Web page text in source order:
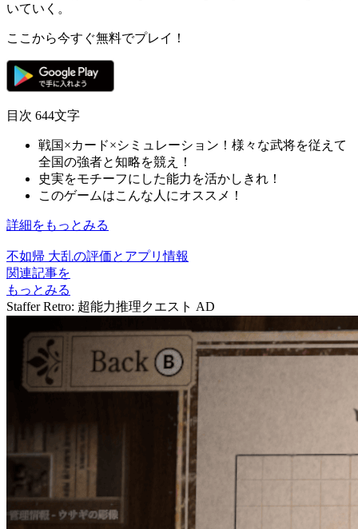
いていく。
ここから今すぐ無料でプレイ！
目次 644文字
戦国×カード×シミュレーション！様々な武将を従えて
全国の強者と知略を競え！
史実をモチーフにした能力を活かしきれ！
このゲームはこんな人にオススメ！
詳細をもっとみる
不如帰 大乱の評価とアプリ情報
関連記事を
もっとみる
Staffer Retro: 超能力推理クエスト AD